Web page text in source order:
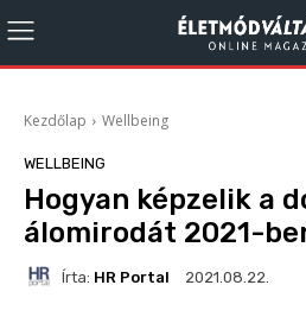
Kezdőlap Wellbeing
WELLBEING
Hogyan képzelik a
álomirodát 2021-
Írta: HR Portal 2021.08.22.